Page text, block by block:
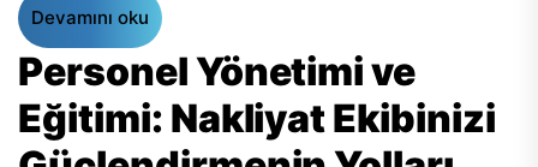
Devamını oku
Personel Yönetimi ve
Eğitimi: Nakliyat Ekibinizi